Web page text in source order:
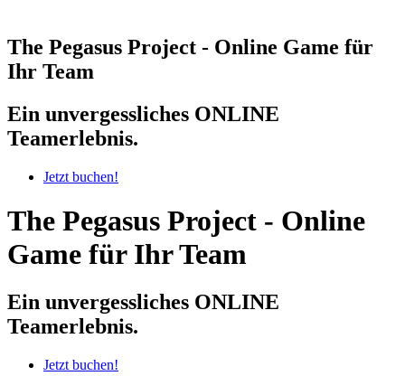
The Pegasus Project - Online Game für
Ihr Team
Ein unvergessliches ONLINE
Teamerlebnis.
Jetzt buchen!
The Pegasus Project - Online
Game für Ihr Team
Ein unvergessliches ONLINE
Teamerlebnis.
Jetzt buchen!